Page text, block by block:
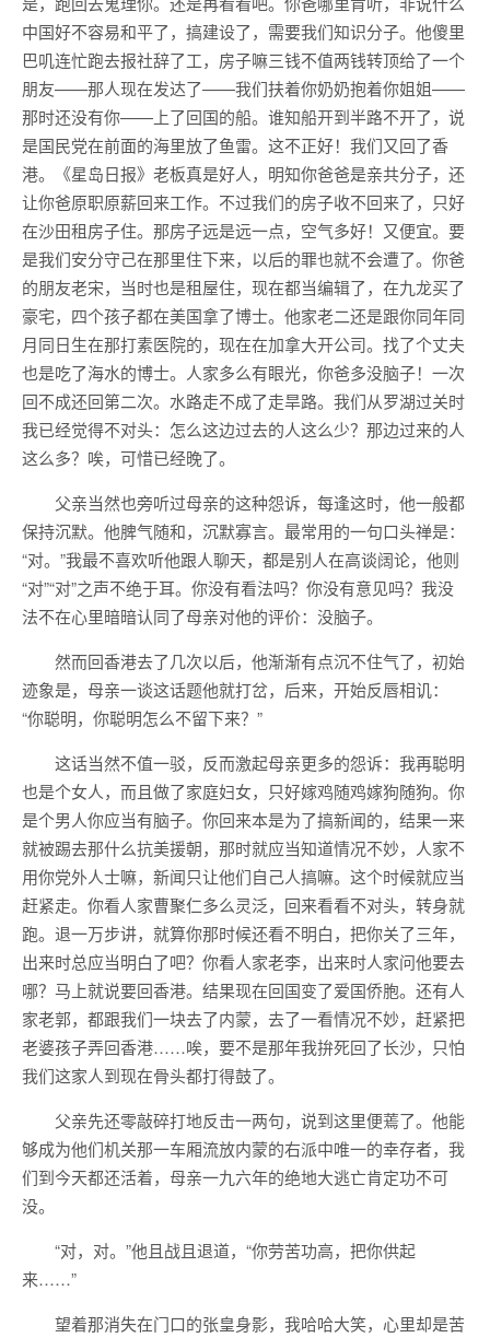
中国好不容易和平了，搞建设了，需要我们知识分子。他傻里
巴叽连忙跑去报社辞了工，房子嘛三钱不值两钱转顶给了一个
朋友——那人现在发达了——我们扶着你奶奶抱着你姐姐——
那时还没有你——上了回国的船。谁知船开到半路不开了，说
是国民党在前面的海里放了鱼雷。这不正好！我们又回了香
港。《星岛日报》老板真是好人，明知你爸爸是亲共分子，还
让你爸原职原薪回来工作。不过我们的房子收不回来了，只好
在沙田租房子住。那房子远是远一点，空气多好！又便宜。要
是我们安分守己在那里住下来，以后的罪也就不会遭了。你爸
的朋友老宋，当时也是租屋住，现在都当编辑了，在九龙买了
豪宅，四个孩子都在美国拿了博士。他家老二还是跟你同年同
月同日生在那打素医院的，现在在加拿大开公司。找了个丈夫
也是吃了海水的博士。人家多么有眼光，你爸多没脑子！一次
回不成还回第二次。水路走不成了走旱路。我们从罗湖过关时
我已经觉得不对头：怎么这边过去的人这么少？那边过来的人
这么多？唉，可惜已经晚了。
父亲当然也旁听过母亲的这种怨诉，每逢这时，他一般都
保持沉默。他脾气随和，沉默寡言。最常用的一句口头禅是：
“对。”我最不喜欢听他跟人聊天，都是别人在高谈阔论，他则
“对”“对”之声不绝于耳。你没有看法吗？你没有意见吗？我没
法不在心里暗暗认同了母亲对他的评价：没脑子。
然而回香港去了几次以后，他渐渐有点沉不住气了，初始
迹象是，母亲一谈这话题他就打岔，后来，开始反唇相讥：
“你聪明，你聪明怎么不留下来？”
这话当然不值一驳，反而激起母亲更多的怨诉：我再聪明
也是个女人，而且做了家庭妇女，只好嫁鸡随鸡嫁狗随狗。你
是个男人你应当有脑子。你回来本是为了搞新闻的，结果一来
就被踢去那什么抗美援朝，那时就应当知道情况不妙，人家不
用你党外人士嘛，新闻只让他们自己人搞嘛。这个时候就应当
赶紧走。你看人家曹聚仁多么灵泛，回来看看不对头，转身就
跑。退一万步讲，就算你那时候还看不明白，把你关了三年，
出来时总应当明白了吧？你看人家老李，出来时人家问他要去
哪？马上就说要回香港。结果现在回国变了爱国侨胞。还有人
家老郭，都跟我们一块去了内蒙，去了一看情况不妙，赶紧把
老婆孩子弄回香港……唉，要不是那年我拚死回了长沙，只怕
我们这家人到现在骨头都打得鼓了。
父亲先还零敲碎打地反击一两句，说到这里便蔫了。他能
够成为他们机关那一车厢流放内蒙的右派中唯一的幸存者，我
们到今天都还活着，母亲一九六年的绝地大逃亡肯定功不可
没。
“对，对。”他且战且退道，“你劳苦功高，把你供起
来……”
望着那消失在门口的张皇身影，我哈哈大笑，心里却是苦